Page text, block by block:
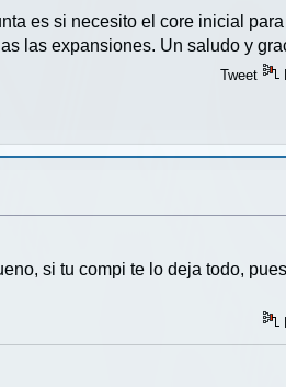
es si necesito el core inicial para
las expansiones. Un saludo y
Tweet
si tu compi te lo deja todo,